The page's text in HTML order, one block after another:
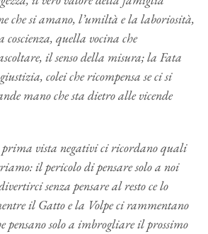
che si amano, l’umiltà e la laboriosità,
quella vocina che
il senso della misura; la Fata
colei che ricompensa se ci si
mano che sta dietro alle vicende
prima vista negativi ci ricordano quali
il pericolo di pensare solo a noi
senza pensare al resto ce lo
il Gatto e la Volpe ci rammentano
pensano solo a imbrogliare il prossimo